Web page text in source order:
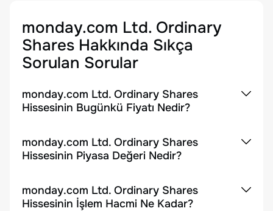
monday.com Ltd. Ordinary
Shares Hakkında Sıkça
Sorulan Sorular
monday.com Ltd. Ordinary Shares
Hissesinin Bugünkü Fiyatı Nedir?
monday.com Ltd. Ordinary Shares
Hissesinin Piyasa Değeri Nedir?
monday.com Ltd. Ordinary Shares
Hissesinin İşlem Hacmi Ne Kadar?